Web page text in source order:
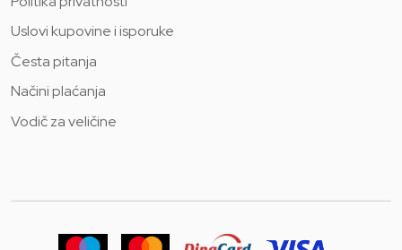
Uslovi kupovine i isporuke
Česta pitanja
Načini plaćanja
Vodič za veličine